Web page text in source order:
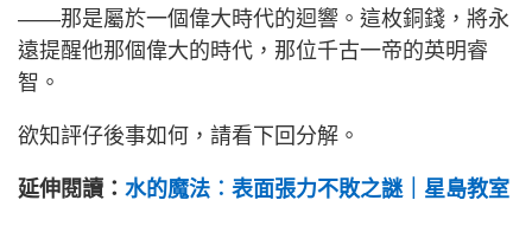
——那是屬於一個偉大時代的迴響。這枚銅錢，將永
遠提醒他那個偉大的時代，那位千古一帝的英明睿
智。
欲知評仔後事如何，請看下回分解。
延伸閱讀： 水的魔法︰表面張力不敗之謎｜星島教室